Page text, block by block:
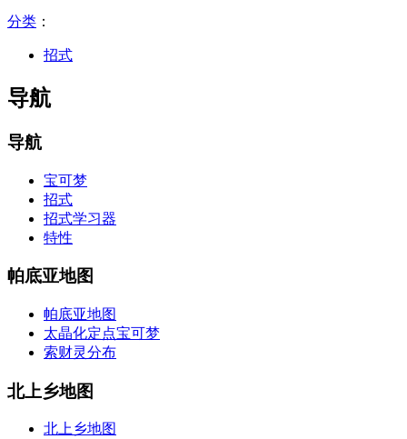
分类 ：​
招式
导航
导航
宝可梦
招式
招式学习器
特性
帕底亚地图
帕底亚地图
太晶化定点宝可梦
索财灵分布
北上乡地图
北上乡地图